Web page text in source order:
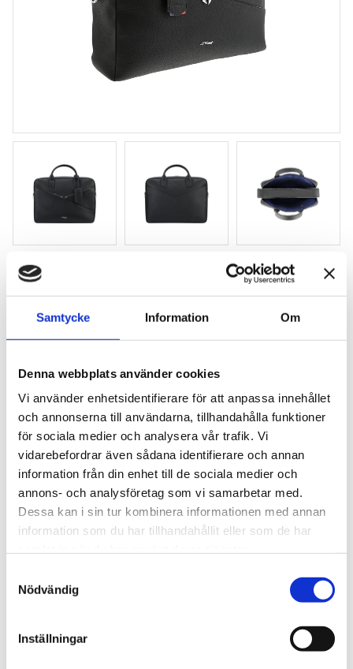
Samtycke Information Om
Denna webbplats använder cookies
Vi använder enhetsidentifierare för att anpassa innehållet
och annonserna till användarna, tillhandahålla funktioner
för sociala medier och analysera vår trafik. Vi
vidarebefordrar även sådana identifierare och annan
information från din enhet till de sociala medier och
annons- och analysföretag som vi samarbetar med.
Dessa kan i sin tur kombinera informationen med annan
information som du har tillhandahållit eller som de har
Nödvändig
Inställningar
S.T. Dupont Neo Document holder dbl
42 x 30 x 12 cm
Antal
+
-
Lagerstatus
Tillverkare
S.T. Dupont
Visa alla produkter från S.T. Dupont
Om produkten
Dubbel dokumentportfölj i svart, kalvläder. Väskan har flera
fack, inklusive ett fack med dragkedja som rymmer en